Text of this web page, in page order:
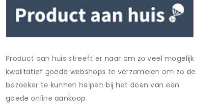
Product aan huis streeft er naar om zo veel mogelijk
kwalitatief goede webshops te verzamelen om zo de
bezoeker te kunnen helpen bij het doen van een
goede online aankoop.